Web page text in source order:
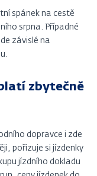
spánek na cestě
srpna. Případné
závislé na
zbytečně
dopravce i zde
pořizuje si jízdenky
jízdního dokladu